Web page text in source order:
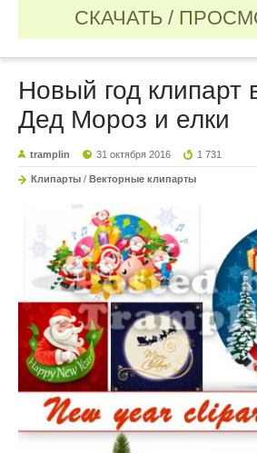
СКАЧАТЬ /
Новый год клипарт
Дед Мороз и елки
tramplin 31 октября 2016 1 731
Клипарты / Векторные клипарты